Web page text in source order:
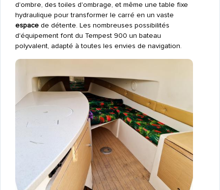
d'ombre, des toiles d'ombrage, et même une table fixe
hydraulique pour transformer le carré en un vaste
espacede détente. Les nombreuses possibilités
d'équipement font du Tempest 900 un bateau
polyvalent, adapté à toutes les envies de navigation.